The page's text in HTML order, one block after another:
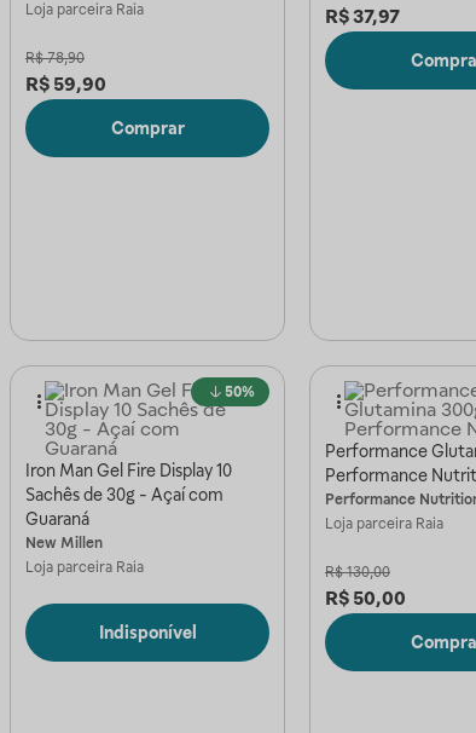
Loja parceira Raia
R$ 78,90
R$ 59,90
Comprar
R$37,97
50%
Iron Man Gel Fire Display 10
Sachês de 30g - Açaí com
Guaraná
New Millen
Loja parceira Raia
Indisponível
Performance
Performance
Performance
Loja parceira Raia
R$ 130,00
R$ 50,00